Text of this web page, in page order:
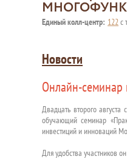
Единый колл-центр: 122с
Новости
Онлайн-семинар
Двадцать второго
обучающий семинар
инвестиций и инноваций
Для удобства участников